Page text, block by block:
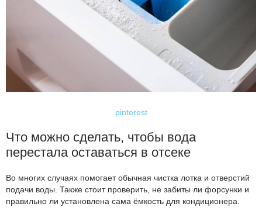
pinterest
Что можно сделать, чтобы вода
перестала оставаться в отсеке
Во многих случаях помогает обычная чистка лотка и отверстий
подачи воды. Также стоит проверить, не забиты ли форсунки и
правильно ли установлена сама ёмкость для кондиционера.